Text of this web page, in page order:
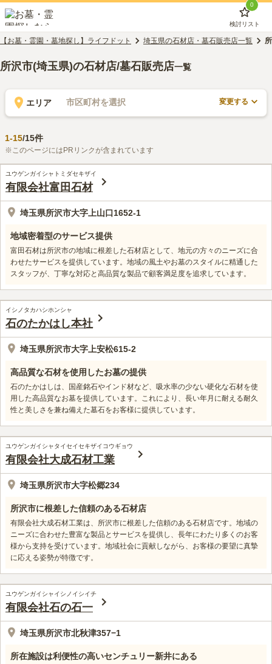
0
検討リスト
【お墓・霊園・墓地探し】ライフドット 埼玉県の石材店・墓石販売店一覧
所沢市(埼玉県)の石材店/墓石販売店一覧
エリア 市区町村を選択 変更する
1-15/15件
※このページにはPRリンクが含まれています
ユウゲンガイシャトミダセキザイ
有限会社富田石材
埼玉県所沢市大字上山口1652-1
地域密着型のサービス提供
富田石材は所沢市の地域に根差した石材店として、地元の方々のニーズに合
わせたサービスを提供しています。地域の風土やお墓のスタイルに精通した
スタッフが、丁寧な対応と高品質な製品で顧客満足度を追求しています。
イシノタカハシホンシャ
石のたかはし本社
埼玉県所沢市大字上安松615-2
高品質な石材を使用したお墓の提供
石のたかはしは、国産銘石やインド材など、吸水率の少ない硬化な石材を使
用した高品質なお墓を提供しています。これにより、長い年月に耐える耐久
性と美しさを兼ね備えた墓石をお客様に提供しています。
ユウゲンガイシャタイセイセキザイコウギョウ
有限会社大成石材工業
埼玉県所沢市大字松郷234
所沢市に根差した信頼のある石材店
有限会社大成石材工業は、所沢市に根差した信頼のある石材店です。地域の
ニーズに合わせた豊富な製品とサービスを提供し、長年にわたり多くのお客
様から支持を受けています。地域社会に貢献しながら、お客様の要望に真摯
に応える姿勢が特徴です。
ユウゲンガイシャイシノイシイチ
有限会社石の石一
埼玉県所沢市北秋津357−1
所在施設は利便性の高いセンチュリー新井にある